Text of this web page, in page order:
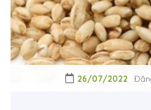
26/07/2022